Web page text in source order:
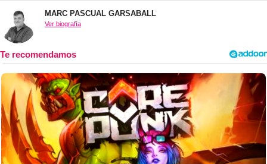
MARC PASCUAL GARSABALL
Ver biografía